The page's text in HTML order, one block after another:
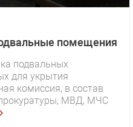
помещения
подвальных
для укрытия
комиссия, в состав
МВД, МЧС